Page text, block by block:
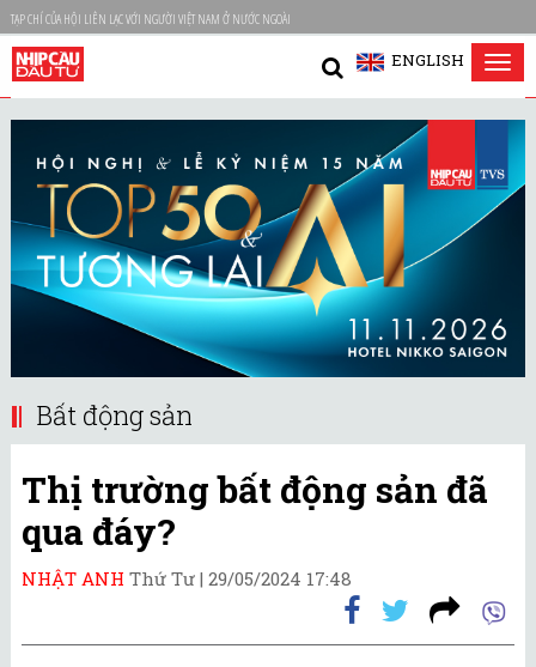
TẠP CHÍ CỦA HỘI LIÊN LẠC VỚI NGƯỜI VIỆT NAM Ở NƯỚC NGOÀI
ENGLISH
Bất động sản
Thị trường bất động sản đã
qua đáy?
NHẬT ANH Thứ Tư | 29/05/2024 17:48